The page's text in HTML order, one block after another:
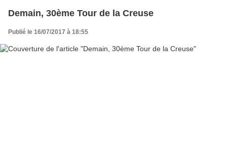
Demain, 30ème Tour de la Creuse
Publié le 16/07/2017 à 18:55